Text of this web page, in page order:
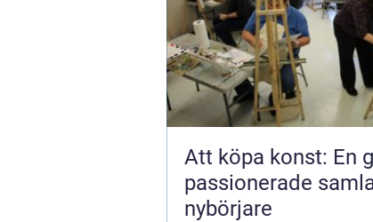
Att köpa konst: En
passionerade
nybörjare